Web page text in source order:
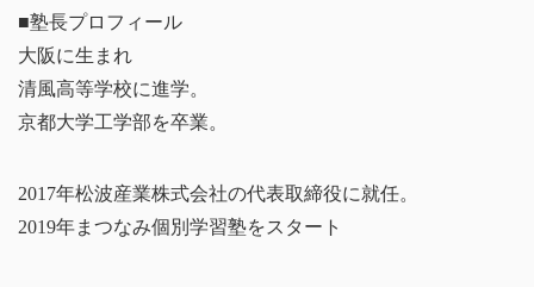
■塾長プロフィール
大阪に生まれ
清風高等学校に進学。
京都大学工学部を卒業。
2017年松波産業株式会社の代表取締役に就任。
2019年まつなみ個別学習塾をスタート